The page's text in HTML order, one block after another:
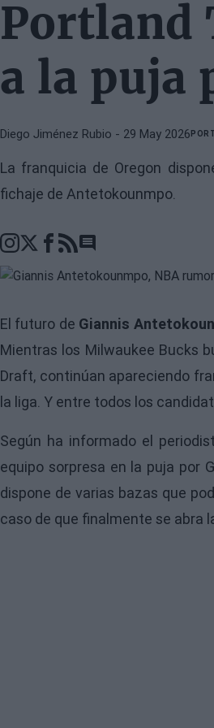
Portland
a la puja
Diego Jiménez Rubio - 29 May 2026
La franquicia de Oregon
fichaje de Antetokounmpo.
Go to comments section
El futuro de Giannis
Mientras los Milwaukee Bucks
Draft, continúan apareciendo
la liga. Y entre todos los
Según ha informado el
equipo sorpresa en la puja por
dispone de varias bazas que
caso de que finalmente se abra